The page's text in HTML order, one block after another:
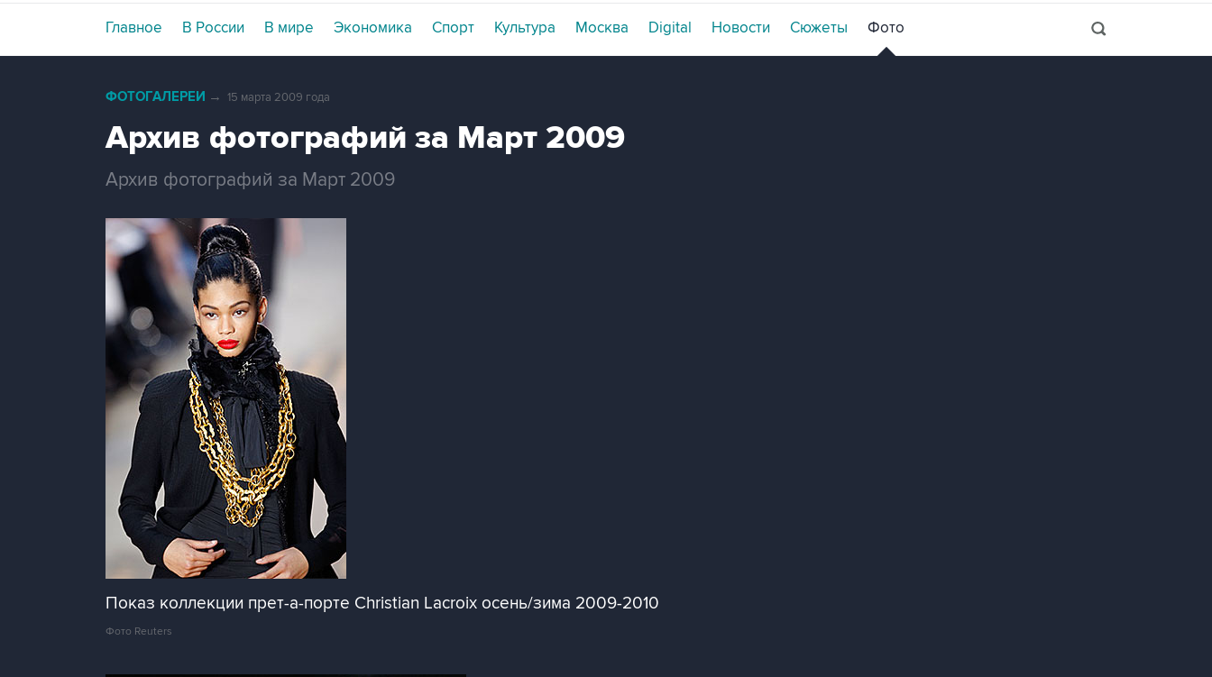
Главное В России В мире Экономика Спорт Культура Москва Digital Новости Сюжеты Фото
ФОТОГАЛЕРЕИ → 15 марта 2009 года
Архив фотографий за Март 2009
Архив фотографий за Март 2009
Показ коллекции прет-а-порте Christian Lacroix осень/зима 2009-2010
Фото Reuters